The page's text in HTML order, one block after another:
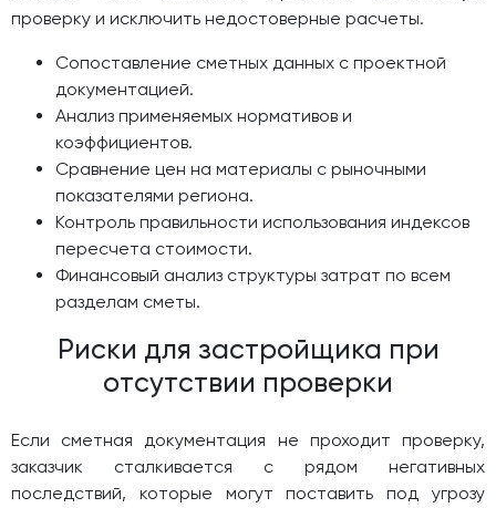
проверку и исключить недостоверные расчеты.
Сопоставление сметных данных с проектной
документацией.
Анализ применяемых нормативов и
коэффициентов.
Сравнение цен на материалы с рыночными
показателями региона.
Контроль правильности использования индексов
пересчета стоимости.
Финансовый анализ структуры затрат по всем
разделам сметы.
Риски для застройщика при
отсутствии проверки
Если сметная документация не проходит проверку,
заказчик сталкивается с рядом негативных
последствий, которые могут поставить под угрозу